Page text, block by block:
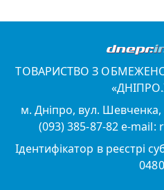
ТОВАРИСТВО З
м. Дніпро, вул. Шевченка,
(093) 385-87-82 e-
Ідентифікатор в реєстрі